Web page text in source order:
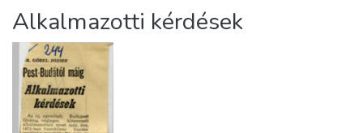
Statistics
About us
Alkalmazotti kérdések